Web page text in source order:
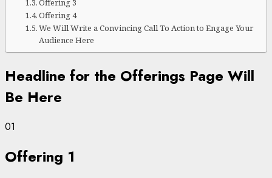
Offering 3
Offering 4
We Will Write a Convincing Call To Action to Engage Your
Audience Here
Headline for the Offerings Page Will
Be Here
01
Offering 1